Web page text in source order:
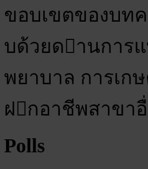
ขอบเขตของบท
บด้วยดานการ
พยาบาล การเก
ฝกอาชีพสาขา
Polls